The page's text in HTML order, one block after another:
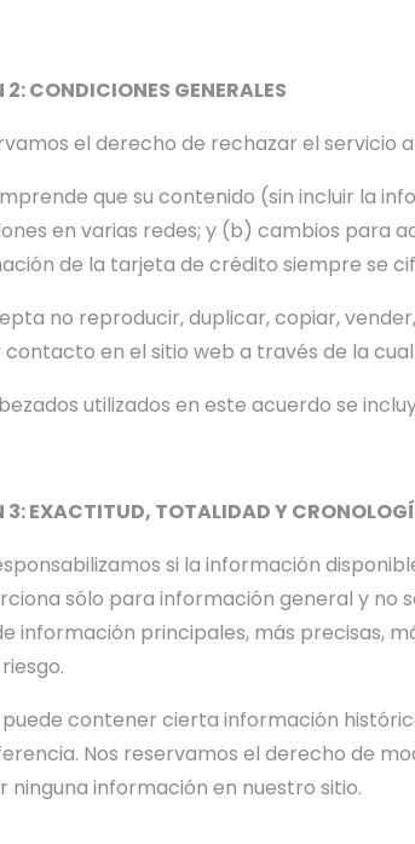
2: CONDICIONES GENERALES
el derecho de rechazar el servicio
que su contenido (sin incluir la
en varias redes; y (b) cambios para
de la tarjeta de crédito siempre se
no reproducir, duplicar, copiar,
contacto en el sitio web a través de la
utilizados en este acuerdo se
3: EXACTITUD, TOTALIDAD Y
si la información
sólo para información general y no
información principales, más precisas,
puede contener cierta información
Nos reservamos el derecho de
ninguna información en nuestro sitio.